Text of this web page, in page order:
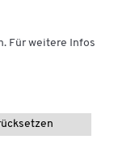
Für weitere Infos